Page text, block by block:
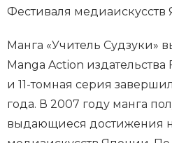
Фестиваля медиаискусств
Манга «Учитель Судзуки»
Manga Action издательства
и 11-томная серия
года. В 2007 году манга
выдающиеся достижения